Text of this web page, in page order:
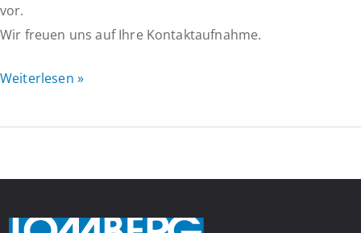
vor.
Wir freuen uns auf Ihre Kontaktaufnahme.
Gastronomiefläche
Herzen
zu
Weiterlesen »